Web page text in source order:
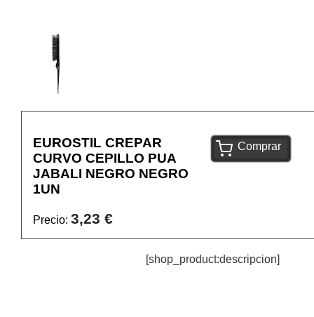
EUROSTIL CREPAR
CURVO CEPILLO PUA
JABALI NEGRO NEGRO
1UN
Precio: 3,23 €
Comprar
[shop_product:descripcion]